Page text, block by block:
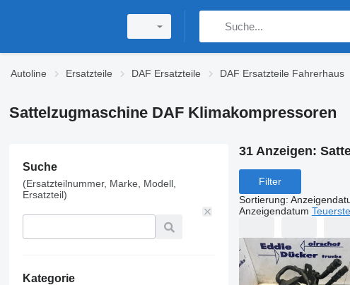
Autoline Ersatzteile DAF Ersatzteile DAF Ersatzteile Fahrerhaus
Sattelzugmaschine DAF Klimakompressoren
Suche
(Ersatzteilnummer, Marke, Modell,
Ersatzteil)
Kategorie
31 Anzeigen:
Filter
Sortierung:
Anzeigendatum